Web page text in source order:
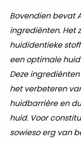
Bovendien bevat
ingrediënten. Het
huididentieke
een optimale
Deze
het verbeteren
huidbarrière en
huid. Voor
sowieso erg van